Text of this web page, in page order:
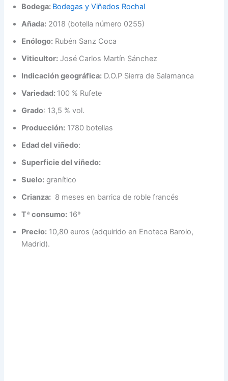
Bodega: Bodegas y Viñedos Rochal
Añada: 2018 (botella número 0255)
Enólogo: Rubén Sanz Coca
Viticultor: José Carlos Martín Sánchez
Indicación geográfica: D.O.P Sierra de Salamanca
Variedad: 100 % Rufete
Grado: 13,5 % vol.
Producción: 1780 botellas
Edad del viñedo:
Superficie del viñedo:
Suelo: granítico
Crianza: 8 meses en barrica de roble francés
Tª consumo: 16º
Precio: 10,80 euros (adquirido en Enoteca Barolo,
Madrid).